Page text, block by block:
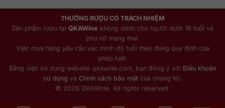
THƯỞNG RƯỢU CÓ TRÁCH NHIỆM
Sản phẩm rượu tại QKAWine không dành cho người dưới 18 tuổi và
phụ nữ mang thai.
Việc mua hàng yêu cầu xác minh độ tuổi theo đúng quy định của
pháp luật.
Bằng việc sử dụng website qkawine.com , bạn đồng ý với Điều khoản
sử dụng và Chính sách bảo mậtcủa chúng tôi.
© 2026 QKAWine. All rights reserved.